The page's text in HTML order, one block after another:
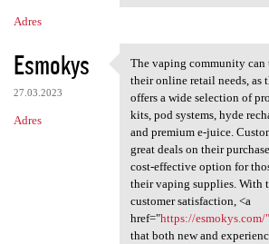
Adres
Esmokys
27.03.2023
Adres
The vaping
The vaping community can
their online retail needs, as
offers a wide selection of
kits, pod systems, hyde
and premium e-juice.
great deals on their
cost-effective option for
their vaping supplies. With
customer satisfaction, <a
href="https://esmokys.com/
that both new and